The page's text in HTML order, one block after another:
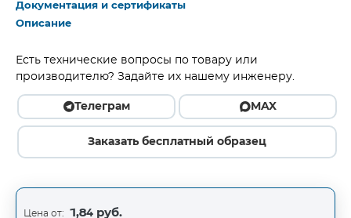
Документация и сертификаты
Описание
Есть технические вопросы по товару или
производителю? Задайте их нашему инженеру.
Телеграм MAX
Заказать бесплатный образец
Цена от: 1,84 руб.